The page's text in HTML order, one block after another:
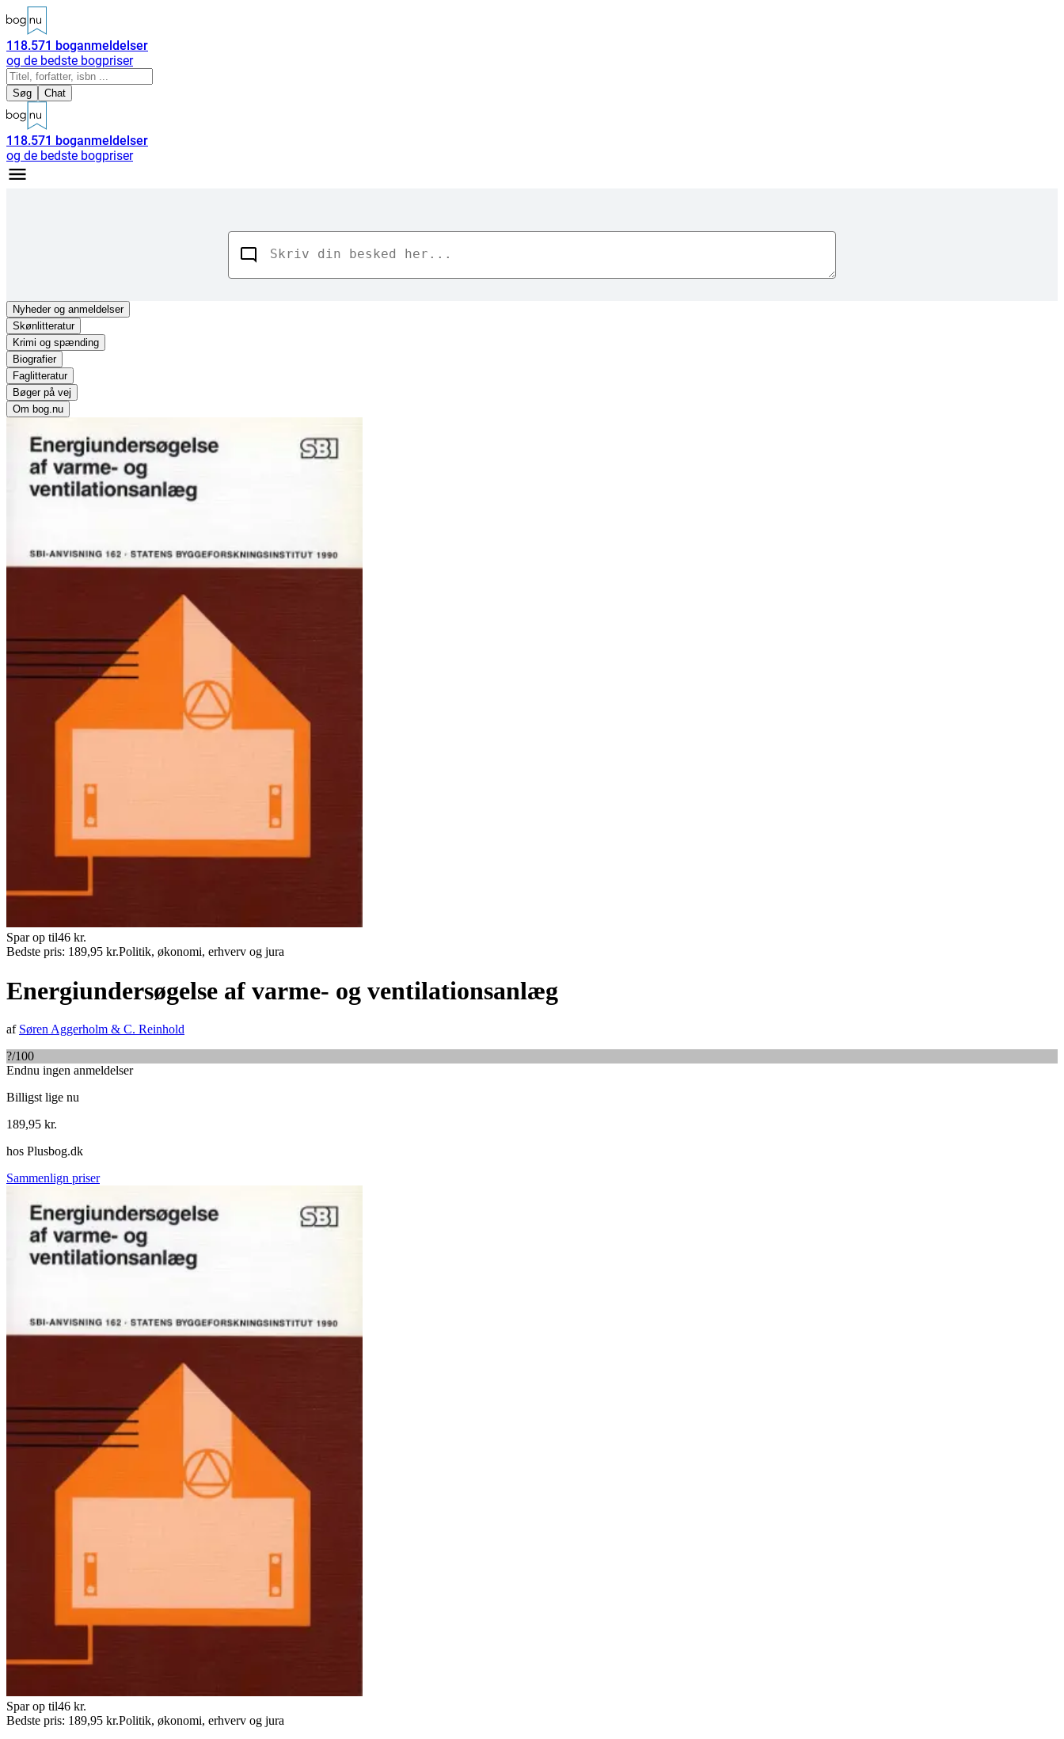
118.571 boganmeldelser
og de bedste bogpriser
Søg Chat
118.571 boganmeldelser
og de bedste bogpriser
Nyhederog anmeldelser
Skønlitteratur
Krimi og spænding
Biografier
Faglitteratur
Bøger på vej
Om bog.nu
Spar op til46 kr.
Bedste pris: 189,95 kr.Politik, økonomi, erhverv og jura
Energiundersøgelse af varme- og ventilationsanlæg
af Søren Aggerholm & C. Reinhold
?/100
Endnu ingen anmeldelser
Billigst lige nu
189,95 kr.
hos Plusbog.dk
Sammenlign priser
Spar op til46 kr.
Bedste pris: 189,95 kr.Politik, økonomi, erhverv og jura